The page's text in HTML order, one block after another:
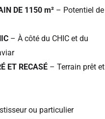
DE 1150 m² – Potentiel de
– À côté du CHIC et du
ET RECASÉ – Terrain prêt et
ou particulier